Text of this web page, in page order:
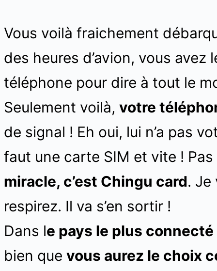
Vous voilà fraichement
des heures d’avion, vous avez
téléphone pour dire à tout le
Seulement voilà, votre
de signal ! Eh oui, lui n’a pas
faut une carte SIM et vite !
miracle, c’est Chingu card. Je
respirez. Il va s’en sortir !
Dans le pays le plus connecté
bien que vous aurez le choix